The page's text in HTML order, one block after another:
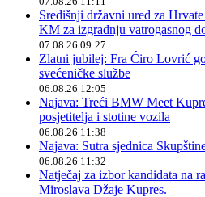
Središnji državni ured za
KM za izgradnju vatrogasnog
07.08.26 09:27
Zlatni jubilej: Fra Ćiro Lovrić
svećeničke službe
06.08.26 12:05
Najava: Treći BMW Meet
posjetitelja i stotine vozila
06.08.26 11:38
Najava: Sutra sjednica
06.08.26 11:32
Natječaj za izbor kandidata na
Miroslava Džaje Kupres.